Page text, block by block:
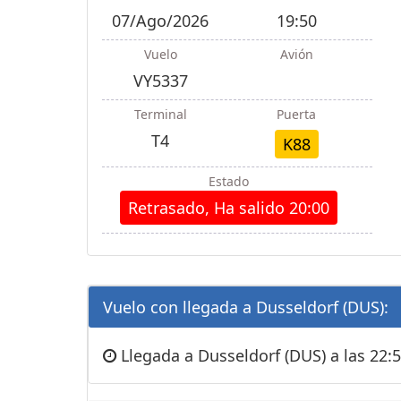
07/Ago/2026 19:50
Vuelo
VY5337
Avión
Terminal
T4
Puerta
K88
Estado
Retrasado, Ha salido 20:00
Vuelo con llegada a Dusseldorf (DUS):
Llegada a Dusseldorf (DUS) a las